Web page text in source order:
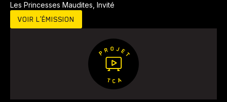
Développement
Voyage Yoga
Les Princesses Maudites, Invité
VOIR L’ÉMISSION